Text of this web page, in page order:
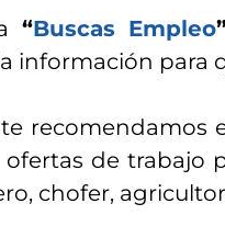
“Buscas Empleo
información para
recomendamos
de trabajo
chofer,